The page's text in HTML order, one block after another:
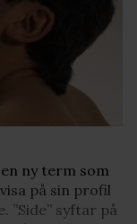
ny term som
på sin profil
syftar på